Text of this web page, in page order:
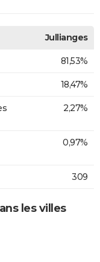
Jullianges
81,53%
18,47%
2,27%
0,97%
309
les villes